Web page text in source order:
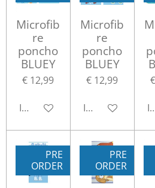
Microfib
re
poncho
BLUEY
€ 12,99
In winkelwagen
Microfib
re
poncho
BLUEY
€ 12,99
In winkelwagen
PRE
ORDER
PRE
ORDER